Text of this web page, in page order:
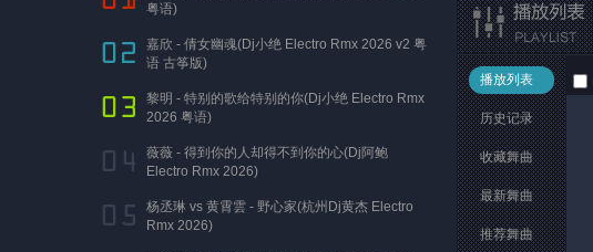
粤语)
嘉欣 - 倩女幽魂(Dj小绝 Electro Rmx 2026 v2 粤
语 古筝版)
黎明 - 特别的歌给特别的你(Dj小绝 Electro Rmx
2026 粤语)
薇薇 - 得到你的人却得不到你的心(Dj阿鲍
Electro Rmx 2026)
杨丞琳 vs 黄霄雲 - 野心家(杭州Dj黄杰 Electro
Rmx 2026)
播放列表
历史记录
收藏舞曲
最新舞曲
推荐舞曲